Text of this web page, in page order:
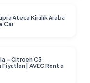
Ateca Kiralık Araba
Car
– Citroen C3
| AVEC Rent a